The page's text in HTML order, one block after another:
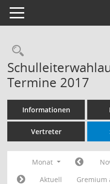
Toggle navigation
Termine 2017
Informationen
Vertreter
Monat
Aktuell
Gremium